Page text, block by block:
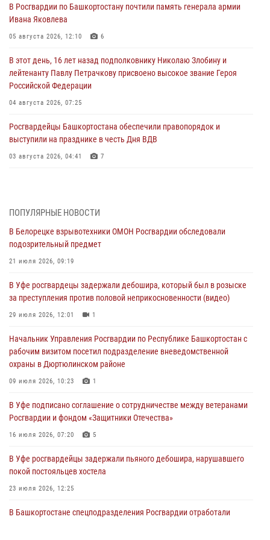
В Росгвардии по Башкортостану почтили память генерала армии
Ивана Яковлева
05 августа 2026, 12:10 6
В этот день, 16 лет назад подполковнику Николаю Злобину и
лейтенанту Павлу Петрачкову присвоено высокое звание Героя
Российской Федерации
04 августа 2026, 07:25
Росгвардейцы Башкортостана обеспечили правопорядок и
выступили на празднике в честь Дня ВДВ
03 августа 2026, 04:41 7
03 августа 2026, 04:30 8
В Башкирии росгвардейцы провели волейбольный турнир на
открытом воздухе
03 августа 2026, 04:29
В Уфе росгвардейцы по горячим следам задержали
подозреваемого в открытом хищении из аптеки (видео)
03 августа 2026, 04:15
Начальник отделения учёта и комплектования Росгвардии
Башкортостана ответил на вопросы граждан
30 июля 2026, 12:54
за преступления против половой неприкосновенности (видео)
29 июля 2026, 12:01
ПОПУЛЯРНЫЕ НОВОСТИ
В Белорецке взрывотехники ОМОН Росгвардии обследовали
подозрительный предмет
21 июля 2026, 09:19
В Уфе росгвардецы задержали дебошира, который был в розыске
за преступления против половой неприкосновенности (видео)
29 июля 2026, 12:01 1
Начальник Управления Росгвардии по Республике Башкортостан с
рабочим визитом посетил подразделение вневедомственной
охраны в Дюртюлинском районе
09 июля 2026, 10:23 1
В Уфе подписано соглашение о сотрудничестве между ветеранами
Росгвардии и фондом «Защитники Отечества»
16 июля 2026, 07:20 5
В Уфе росгвардейцы задержали пьяного дебошира, нарушавшего
покой постояльцев хостела
23 июля 2026, 12:25
В Башкортостане спецподразделения Росгвардии отработали